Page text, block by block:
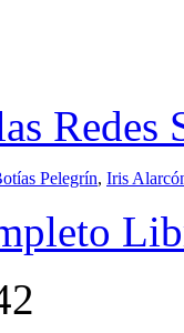
Redes
Pelegrín, Iris